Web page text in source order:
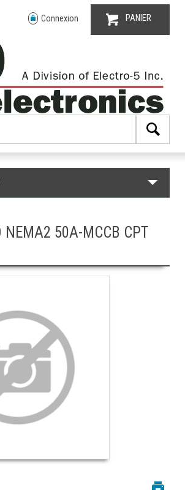
Connexion PANIER
NEMA2 50A-MCCB CPT